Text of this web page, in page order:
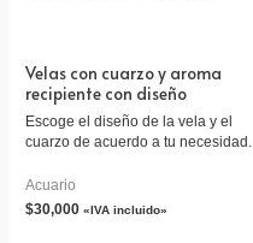
Velas con cuarzo y aroma
recipiente con diseño
Escoge el diseño de la vela y el
cuarzo de acuerdo a tu necesidad.
Acuario
$30,000 «IVA incluido»